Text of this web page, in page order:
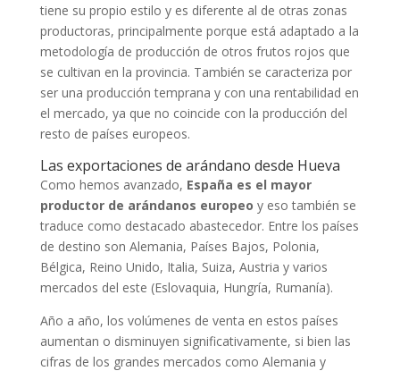
tiene su propio estilo y es diferente al de otras zonas
productoras, principalmente porque está adaptado a la
metodología de producción de otros frutos rojos que
se cultivan en la provincia. También se caracteriza por
ser una producción temprana y con una rentabilidad en
el mercado, ya que no coincide con la producción del
resto de países europeos.
Las exportaciones de arándano desde Hueva
Como hemos avanzado, España es el mayor
productor de arándanos europeo y eso también se
traduce como destacado abastecedor. Entre los países
de destino son Alemania, Países Bajos, Polonia,
Bélgica, Reino Unido, Italia, Suiza, Austria y varios
mercados del este (Eslovaquia, Hungría, Rumanía).
Año a año, los volúmenes de venta en estos países
aumentan o disminuyen significativamente, si bien las
cifras de los grandes mercados como Alemania y